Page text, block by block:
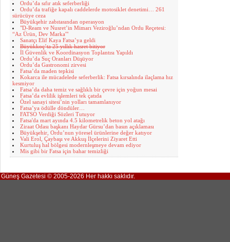
Ordu’da sıfır atık seferberliği
Ordu’da trafiğe kapalı caddelerde motosiklet denetimi… 261
sürücüye ceza
Büyükşehir zabıtasından operasyon
"D-Ream ve Nusret’in Mimarı Veziroğlu’ndan Ordu Reçetesi:
“Az Ürün, Dev Marka'"
Sanatçı Elif Kaya Fatsa’ya geldi
Büyükkoç’ta 25 yıllık hasret bitiyor
İl Güvenlik ve Koordinasyon Toplantısı Yapıldı
Ordu’da Suç Oranları Düşüyor
Ordu’da Gastronomi zirvesi
Fatsa’da maden tepkisi
Kokarca ile mücadelede seferberlik: Fatsa kırsalında ilaçlama hız
kesmiyor
Fatsa’da daha temiz ve sağlıklı bir çevre için yoğun mesai
Fatsa’da evlilik işlemleri tek çatıda
Özel sanayi sitesi’nin yolları tamamlanıyor
Fatsa’ya ödülle döndüler…
FATSO Verdiği Sözleri Tutuyor
Fatsa'da mart ayında 4.5 kilometrelik beton yol atağı
Ziraat Odası başkanı Haydar Gürsu’dan basın açıklaması
Büyükşehir, Ordu’nun yöresel ürünlerine değer katıyor
Vali Erol, Çaybaşı ve Akkuş İlçelerini Ziyaret Etti
Kurtuluş hal bölgesi modernleşmeye devam ediyor
Mis gibi bir Fatsa için bahar temizliği
Güneş Gazetesi © 2005-2026 Her hakkı saklıdır.